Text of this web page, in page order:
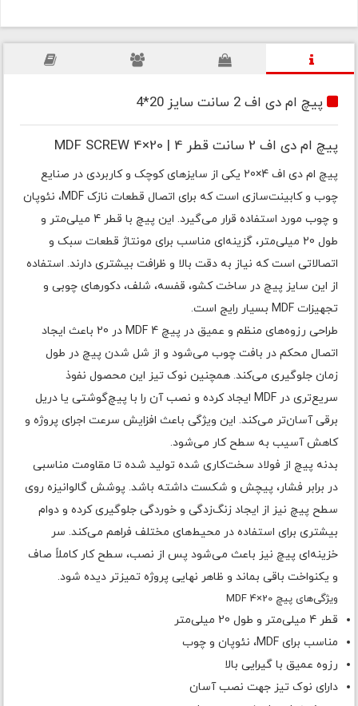
پیچ ام دی اف 2 سانت سایز 20*4
پیچ ام دی اف 2 سانت قطر 4 | MDF SCREW 4×20
پیچ ام دی اف 4×20 یکی از سایزهای کوچک و کاربردی در صنایع
چوب و کابینت‌سازی است که برای اتصال قطعات نازک MDF، نئوپان
و چوب مورد استفاده قرار می‌گیرد. این پیچ با قطر 4 میلی‌متر و
طول 20 میلی‌متر، گزینه‌ای مناسب برای مونتاژ قطعات سبک و
اتصالاتی است که نیاز به دقت بالا و ظرافت بیشتری دارند. استفاده
از این سایز پیچ در ساخت کشو، قفسه، شلف، دکورهای چوبی و
تجهیزات MDF بسیار رایج است.
طراحی رزوه‌های منظم و عمیق در پیچ MDF 4 در 20 باعث ایجاد
اتصال محکم در بافت چوب می‌شود و از شل شدن پیچ در طول
زمان جلوگیری می‌کند. همچنین نوک تیز این محصول نفوذ
سریع‌تری در MDF ایجاد کرده و نصب آن را با پیچ‌گوشتی یا دریل
برقی آسان‌تر می‌کند. این ویژگی باعث افزایش سرعت اجرای پروژه و
کاهش آسیب به سطح کار می‌شود.
بدنه پیچ از فولاد سخت‌کاری شده تولید شده تا مقاومت مناسبی
در برابر فشار، پیچش و شکست داشته باشد. پوشش گالوانیزه روی
سطح پیچ نیز از ایجاد زنگ‌زدگی و خوردگی جلوگیری کرده و دوام
بیشتری برای استفاده در محیط‌های مختلف فراهم می‌کند. سر
خزینه‌ای پیچ نیز باعث می‌شود پس از نصب، سطح کار کاملاً صاف
و یکنواخت باقی بماند و ظاهر نهایی پروژه تمیزتر دیده شود.
ویژگی‌های پیچ MDF 4×20
قطر 4 میلی‌متر و طول 20 میلی‌متر
مناسب برای MDF، نئوپان و چوب
رزوه عمیق با گیرایی بالا
دارای نوک تیز جهت نصب آسان